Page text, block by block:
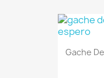
Gache